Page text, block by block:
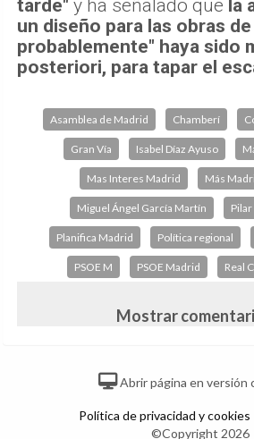
tarde" y ha señalado que la
un diseño para las obras
probablemente" haya sido
posteriori, para tapar el
Asamblea de Madrid Chamberí
Gran Vía Isabel Díaz Ayuso
Mas Interes Madrid Más
Miguel Ángel García Martín
Planifica Madrid Política regional
PSOE M PSOE Madrid Real
Mostrar
Abrir página en versión
Política de privacidad y cookies
©Copyright 2026